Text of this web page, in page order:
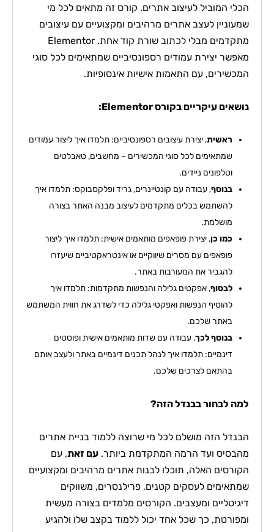
הכלי המוביל לעיצוב אתרים. קורס זה מתאים לכל מי
שמעוניין לעצב אתרים מרהיבים ומקצועיים עם עיצובים
מתקדמים מבלי לכתוב שורת קוד אחת. Elementor
מאפשר יצירת עמודים רספונסיביים שמתאימים לכל סוגי
המכשירים, עם התאמות אישיות אינסופיות.
נושאים עיקריים בקורס Elementor:
ראשית, יצירת עיצובים רספונסיביים: תלמדו איך ליצור עמודים
שמתאימים לכל סוגי המכשירים – מחשבים, טאבלטים
וטלפונים ניידים.
בנוסף, עבודה עם קונטיינרים, גריד ופלקסבוקס: תלמדו איך
להשתמש בכלים מתקדמים לעיצוב מבנה האתר בצורה
מושלמת.
כמו כן, יצירת פופאפים מותאמים אישית: תלמדו איך ליצור
פופאפים עם מסרים שיווקיים או אינטראקטיביים שיעזרו
להגביר את המעורבות באתר.
לבסוף, אפקטים גלילה והנפשות מתקדמות: תלמדו איך
להוסיף הנפשות ואפקטי גלילה כדי לשדרג את חווית המשתמש
באתר שלכם.
בנוסף לכך, עבודה עם שדות מותאמים אישית ופוסטים
דינמיים: תלמדו איך לנהל תכנים דינמיים באתר ולעצב אותם
בהתאם לצרכים שלכם.
למה לבחור בבנדל הזה?
הבנדל הזה מושלם לכל מי שרוצה ללמוד בניית אתרים
מהבסיס ועד הרמה המתקדמת ביותר. עם זאת, עם
הקורסים האלה, תוכלו לבנות אתרים מרהיבים ומקצועיים
שמתאימים לעסקים קטנים, פרילנסרים, משווקים
דיגיטליים ומעצבים. הקורסים מלמדים בצורה מעשית
ומפורטת, כך שכל אחד יכול ללמוד בקצב שלו ולהגיע